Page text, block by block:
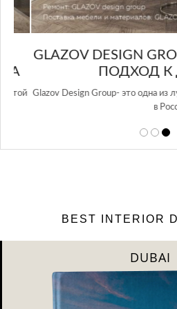
GLAZOV DESIGN
ПОДХОД К
Glazov Design Group- это одна из
в Росси…
BEST INTERIOR
DUBAI